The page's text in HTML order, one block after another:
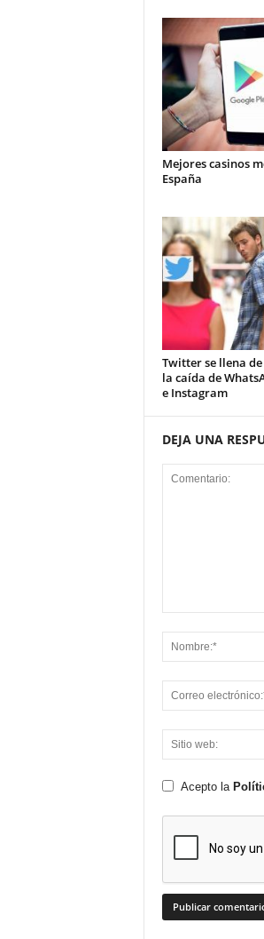
Mejores casinos
España
Twitter se llena
la caída de
e Instagram
DEJA UNA
Acepto la